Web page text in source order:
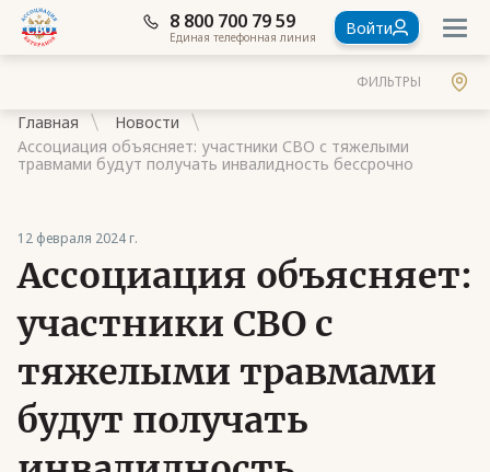
8 800 700 79 59
Единая телефонная линия Войти
ФИЛЬТРЫ
Главная
Новости
Ассоциация объясняет: участники СВО с тяжелыми
травмами будут получать инвалидность бессрочно
12 февраля 2024 г.
Ассоциация объясняет:
участники СВО с
тяжелыми травмами
будут получать
Документы
Контакты
Стать членом Ассоциации ветеранов СВО
Ассоциация в субъектах России
Частые вопросы